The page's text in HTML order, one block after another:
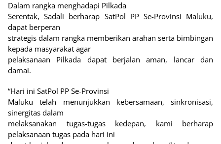
Dalam rangka menghadapi Pilkada
Serentak, Sadali berharap SatPol PP Se-Provinsi Maluku,
dapat berperan
strategis dalam rangka memberikan arahan serta bimbingan
kepada masyarakat agar
pelaksanaan Pilkada dapat berjalan aman, lancar dan
damai.
“Hari ini SatPol PP Se-Provinsi
Maluku telah menunjukkan kebersamaan, sinkronisasi,
sinergitas dalam
melaksanakan tugas-tugas kedepan, kami berharap
pelaksanaan tugas pada hari ini